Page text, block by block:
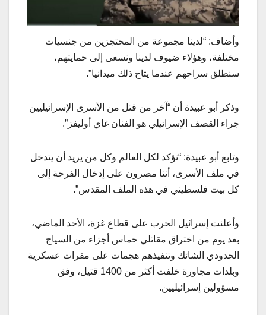
وأضاف: “لدينا مجموعة من المحتجزين من جنسيات
مختلفة، وهؤلاء ضيوف لدينا ونسعى إلى حمايتهم،
سنطلق سراحهم عندما يتاح ذلك ميدانيا”.
وذكر أبو عبيدة أن “آخر من قتل من الأسرى الإسرائيليين
جراء القصف الإسرائيلي هو الفنان غاي أوليفز”.
وتابع أبو عبيدة: “نؤكد لكل العالم وكل من يريد أن يتدخل
في ملف الأسرى، أننا مصرون على إدخال الفرحة إلى
كل بيت فلسطيني في هذه الملف المقدس”.
وأعلنت إسرائيل الحرب على قطاع غزة، الأحد الماضي،
بعد يوم من اختراق مقاتلي حماس أجزاء من السياج
الحدودي الشائك وتنفيذهم هجمات على مقرات عسكرية
وبلدات مجاورة خلفت أكثر من 1400 قتيل، وفق
مسؤولين إسرائيليين.